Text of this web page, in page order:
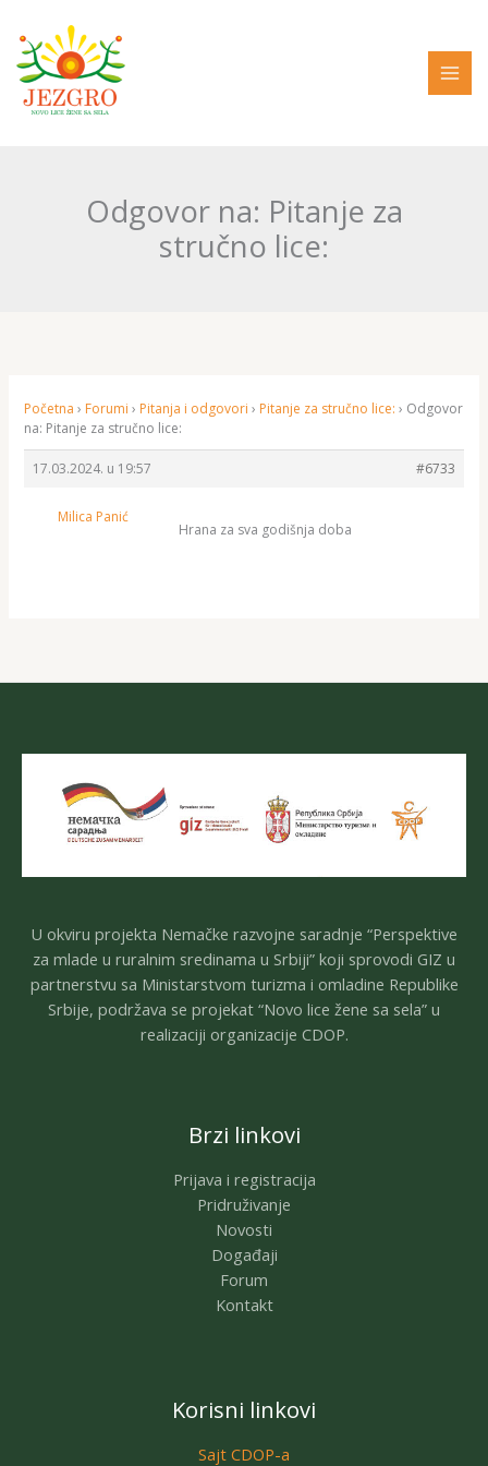
sadržaj
Odgovor na: Pitanje za
stručno lice:
Početna › Forumi › Pitanja i odgovori › Pitanje za stručno lice: › Odgovor
na: Pitanje za stručno lice:
17.03.2024. u 19:57 #6733
Milica Panić
Hrana za sva godišnja doba
U okviru projekta Nemačke razvojne saradnje “Perspektive
za mlade u ruralnim sredinama u Srbiji” koji sprovodi GIZ u
partnerstvu sa Ministarstvom turizma i omladine Republike
Srbije, podržava se projekat “Novo lice žene sa sela” u
realizaciji organizacije CDOP.
Brzi linkovi
Prijava i registracija
Pridruživanje
Novosti
Događaji
Forum
Kontakt
Korisni linkovi
Sajt CDOP-a